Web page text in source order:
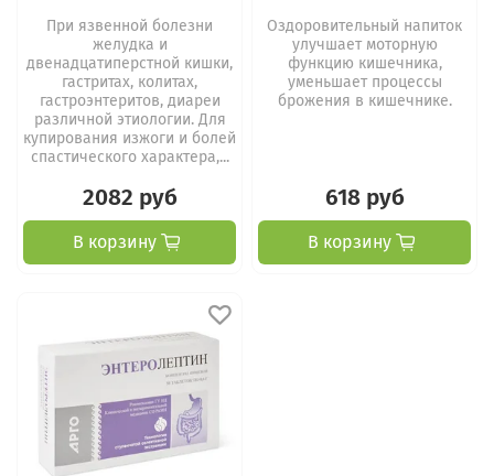
При язвенной болезни
желудка и
двенадцатиперстной кишки,
гастритах, колитах,
гастроэнтеритов, диареи
различной этиологии. Для
купирования изжоги и болей
спастического характера,...
2082 руб
В корзину
Оздоровительный напиток
улучшает моторную
функцию кишечника,
уменьшает процессы
брожения в кишечнике.
618 руб
В корзину